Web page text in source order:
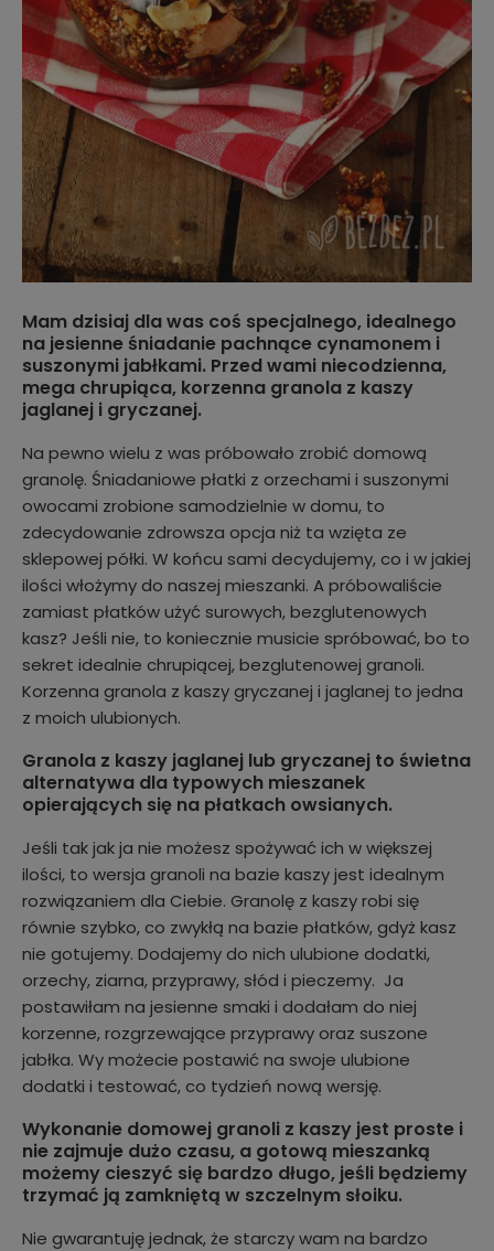
Mam dzisiaj dla was coś specjalnego, idealnego
na jesienne śniadanie pachnące cynamonem i
suszonymi jabłkami. Przed wami niecodzienna,
mega chrupiąca, korzenna granola z kaszy
jaglanej i gryczanej.
Na pewno wielu z was próbowało zrobić domową
granolę. Śniadaniowe płatki z orzechami i suszonymi
owocami zrobione samodzielnie w domu, to
zdecydowanie zdrowsza opcja niż ta wzięta ze
sklepowej półki. W końcu sami decydujemy, co i w jakiej
ilości włożymy do naszej mieszanki. A próbowaliście
zamiast płatków użyć surowych, bezglutenowych
kasz? Jeśli nie, to koniecznie musicie spróbować, bo to
sekret idealnie chrupiącej, bezglutenowej granoli.
Korzenna granola z kaszy gryczanej i jaglanej to jedna
z moich ulubionych.
Granola z kaszy jaglanej lub gryczanej to świetna
alternatywa dla typowych mieszanek
opierających się na płatkach owsianych.
Jeśli tak jak ja nie możesz spożywać ich w większej
ilości, to wersja granoli na bazie kaszy jest idealnym
rozwiązaniem dla Ciebie. Granolę z kaszy robi się
równie szybko, co zwykłą na bazie płatków, gdyż kasz
nie gotujemy. Dodajemy do nich ulubione dodatki,
orzechy, ziarna, przyprawy, słód i pieczemy. Ja
postawiłam na jesienne smaki i dodałam do niej
korzenne, rozgrzewające przyprawy oraz suszone
jabłka. Wy możecie postawić na swoje ulubione
dodatki i testować, co tydzień nową wersję.
Wykonanie domowej granoli z kaszy jest proste i
nie zajmuje dużo czasu, a gotową mieszanką
możemy cieszyć się bardzo długo, jeśli będziemy
trzymać ją zamkniętą w szczelnym słoiku.
Nie gwarantuję jednak, że starczy wam na bardzo